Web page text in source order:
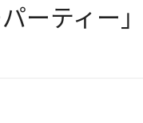
パーティー